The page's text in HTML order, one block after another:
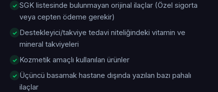
SGK listesinde bulunmayan orijinal ilaçlar (Özel sigorta
veya cepten ödeme gerekir)
Destekleyici/takviye tedavi niteliğindeki vitamin ve
mineral takviyeleri
Kozmetik amaçlı kullanılan ürünler
Üçüncü basamak hastane dışında yazılan bazı pahalı
ilaçlar